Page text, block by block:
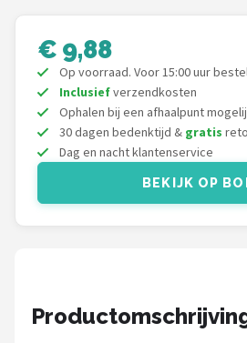
Maesy
Fako Sunglasses®
Zonnebril Dames
Alle merken →
€ 9,88
Op voorraad. Voor 15:00 uur
Inclusiefverzendkosten
Ophalen bij een afhaalpunt
30 dagen bedenktijd & gratis
Dag en nacht klantenservice
BEKIJK OP